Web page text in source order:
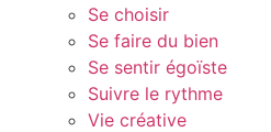
Se choisir
Se faire du bien
Se sentir égoïste
Suivre le rythme
Vie créative